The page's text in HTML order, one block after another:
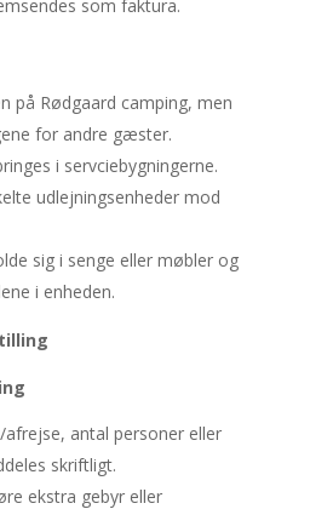
som faktura.
på Rødgaard camping, men
for andre gæster.
i servciebygningerne.
udlejningsenheder mod
sig i senge eller møbler og
i enheden.
antal personer eller
skriftligt.
ekstra gebyr eller